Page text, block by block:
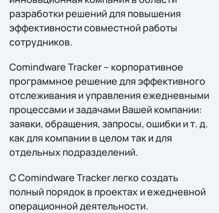
разработки решений для повышения
эффективности совместной работы
сотрудников.
Comindware Tracker – корпоративное
программное решение для эффективного
отслеживания и управления ежедневными
процессами и задачами Вашей компании:
заявки, обращения, запросы, ошибки и т. д.
как для компании в целом так и для
отдельных подразделений.
С Comindware Tracker легко создать
полный порядок в проектах и ежедневной
операционной деятельности.